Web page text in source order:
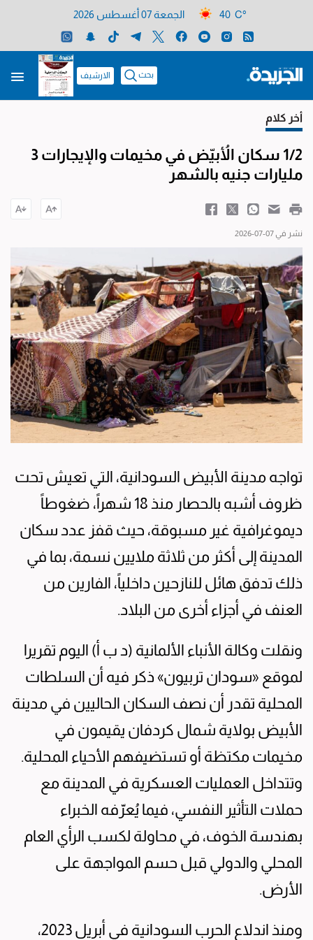
40 C° الجمعة 07 أغسطس 2026
بحث الارشيف
أخر كلام
1/2 سكان الأُبيّض في مخيمات والإيجارات 3
مليارات جنيه بالشهر
نشر في 07-07-2026
تواجه مدينة الأبيض السودانية، التي تعيش تحت
ظروف أشبه بالحصار منذ 18 شهراً، ضغوطاً
ديموغرافية غير مسبوقة، حيث قفز عدد سكان
المدينة إلى أكثر من ثلاثة ملايين نسمة، بما في
ذلك تدفق هائل للنازحين داخلياً، الفارين من
العنف في أجزاء أخرى من البلاد.
ونقلت وكالة الأنباء الألمانية (د ب أ) اليوم تقريرا
لموقع «سودان تربيون» ذكر فيه أن السلطات
المحلية تقدر أن نصف السكان الحاليين في مدينة
الأبيض بولاية شمال كردفان يقيمون في
مخيمات مكتظة أو تستضيفهم الأحياء المحلية.
وتتداخل العمليات العسكرية في المدينة مع
حملات التأثير النفسي، فيما يُعرّفه الخبراء
بهندسة الخوف، في محاولة لكسب الرأي العام
المحلي والدولي قبل حسم المواجهة على
الأرض.
ومنذ اندلاع الحرب السودانية في أبريل 2023،